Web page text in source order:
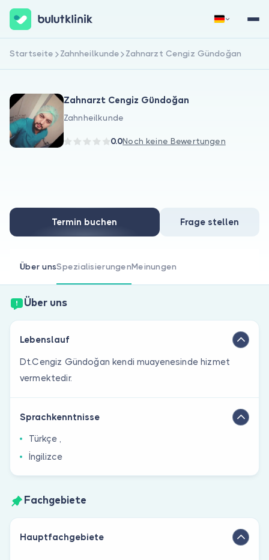
Sind Sie Arzt?
Jetzt registrieren Anmelden
Startseite Zahnheilkunde Zahnarzt Cengiz Gündoğan
Zahnarzt Cengiz Gündoğan
Zahnheilkunde
0.0Noch keine Bewertungen
Termin buchen Frage stellen
Über unsSpezialisierungenMeinungen
Über uns
Lebenslauf
Dt.Cengiz Gündoğan kendi muayenesinde hizmet
vermektedir.
Sprachkenntnisse
Türkçe ,
İngilizce
Fachgebiete
Hauptfachgebiete